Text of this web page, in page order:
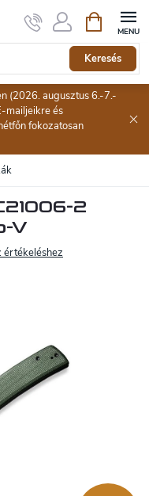
Keresés
(2026. augusztus 6.-7.-
mailjeikre és
fokozatosan
2
V
értékeléshez